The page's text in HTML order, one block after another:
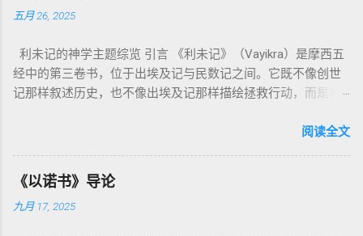
五月 26, 2025
利未记的神学主题综览 引言 《利未记》（Vayikra）是摩西五
经中的第三卷书，位于出埃及记与民数记之间。它既不像创世
记那样叙述历史，也不像出埃及记那样描绘拯救行动，而是将
内容看似仪式化，《利未记》却揭示了 神的临在如何规范人类
为我耶和华你们的神是圣洁的。”（利未记19:2） 这节经文构成
整卷书的中心神学。希伯来文“קָדוֹשׁ”（kadosh）不仅意味着道
德上的圣洁，更意味着“分别出来”、“归属于神”。 《利未记》教
阅读全文
《以诺书》导论
九月 17, 2025